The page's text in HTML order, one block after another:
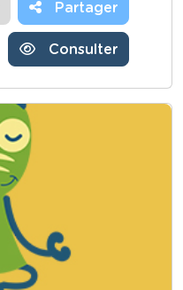
Partager
Consulter